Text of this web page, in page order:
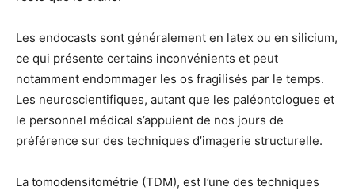
Les endocasts sont généralement en latex ou en silicium,
ce qui présente certains inconvénients et peut
notamment endommager les os fragilisés par le temps.
Les neuroscientifiques, autant que les paléontologues et
le personnel médical s’appuient de nos jours de
préférence sur des techniques d’imagerie structurelle.
La tomodensitométrie (TDM), est l’une des techniques